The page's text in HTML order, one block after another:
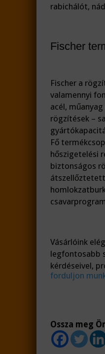
rabichálót,
Fischer
Fischer a
valamennyi
acél, műanyag
rögzítések –
Fő
hőszigetelési
biztonságos
átszellőztetett
Vásárlóink
legfontosabb
kérdéseivel,
forduljon
Ossza meg